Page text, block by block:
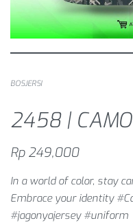
BOSJERSI
2458 |
Rp 249,000
In a world of color, stay
Embrace your identity
#jagonyajersey #uniform